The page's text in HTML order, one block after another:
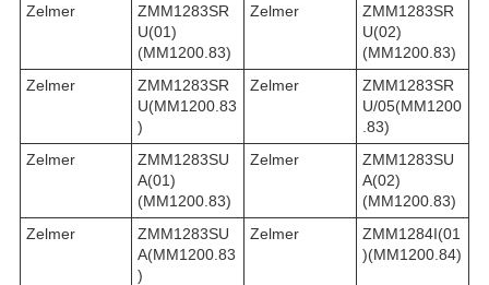
Zelmer
ZMM1283SR
U(01)
(MM1200.83)
Zelmer
ZMM1283SR
U(02)
(MM1200.83)
Zelmer
ZMM1283SR
U(MM1200.83
)
Zelmer
ZMM1283SR
U/05(MM1200
.83)
Zelmer
ZMM1283SU
A(01)
(MM1200.83)
Zelmer
ZMM1283SU
A(02)
(MM1200.83)
Zelmer
ZMM1283SU
A(MM1200.83
)
Zelmer
ZMM1284I(01
)(MM1200.84)